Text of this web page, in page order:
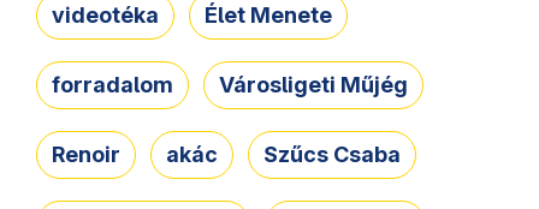
videotéka Élet Menete
forradalom Városligeti Műjég
Renoir akác Szűcs Csaba